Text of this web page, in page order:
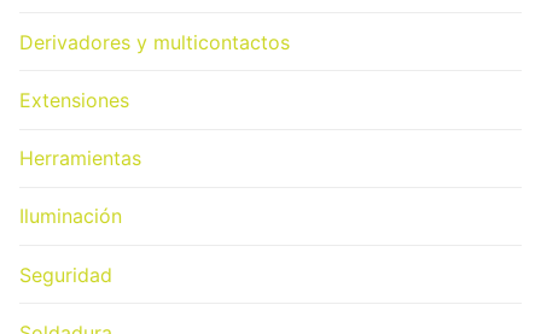
Derivadores y multicontactos
Extensiones
Herramientas
Iluminación
Seguridad